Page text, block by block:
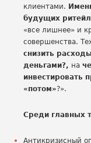
клиентами.
будущих
«все лишнее» и
совершенства.
снизить
деньгами?, на
инвестировать
«потом»?».
Среди главных
Антикризисный